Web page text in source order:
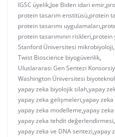
IGSC üyelik,Joe Biden idari emir,
protein tasarım enstitüsü,protein
protein tasarımı uygulamaları,
protein tasarımının riskleri,protein
Stanford Üniversitesi mikrobiyoloji,
Twist Bioscience biyogüvenlik,
Uluslararası Gen Sentezi
Washington Üniversitesi
yapay zeka biyolojik silah,yapay
yapay zeka gelişmeleri,yapay
yapay zeka modelleme,yapay
yapay zeka tehdit değerlendirmesi,
yapay zeka ve DNA sentezi,yapay